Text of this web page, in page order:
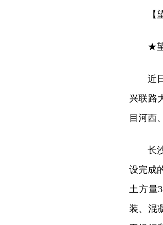
【
★
近
兴联路
目河西
长
设完成
土方量
装、混